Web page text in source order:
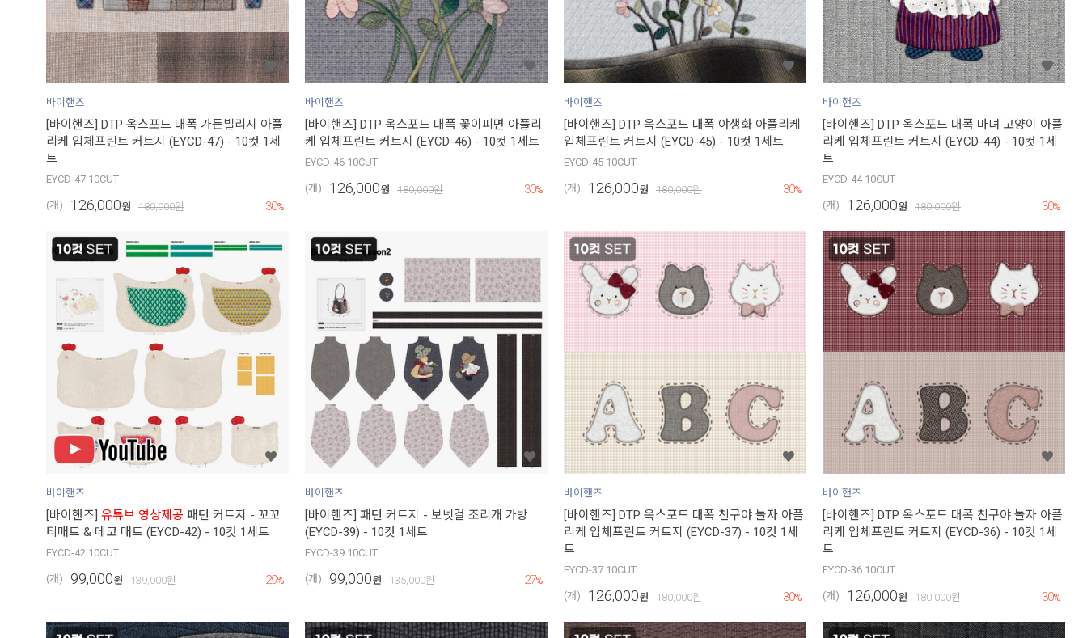
바이핸즈
[바이핸즈] DTP 옥스포드 대폭 가든빌리지 아플
리케 입체프린트 커트지 (EYCD-47) - 10컷 1세
트
EYCD-47 10CUT
(개) 126,000원 180,000원 30%
바이핸즈
[바이핸즈] DTP 옥스포드 대폭 꽃이피면 아플리
케 입체프린트 커트지 (EYCD-46) - 10컷 1세트
EYCD-46 10CUT
(개) 126,000원 180,000원 30%
바이핸즈
[바이핸즈] DTP 옥스포드 대폭 야생화 아플리케
입체프린트 커트지 (EYCD-45) - 10컷 1세트
EYCD-45 10CUT
(개) 126,000원 180,000원 30%
바이핸즈
[바이핸즈] DTP 옥스포드 대폭 마녀 고양이 아플
리케 입체프린트 커트지 (EYCD-44) - 10컷 1세
트
EYCD-44 10CUT
(개) 126,000원 180,000원 30%
바이핸즈
[바이핸즈] 유튜브 영상제공 패턴 커트지 - 꼬꼬
티매트 & 데코 매트 (EYCD-42) - 10컷 1세트
EYCD-42 10CUT
(개) 99,000원 139,000원 29%
바이핸즈
[바이핸즈] 패턴 커트지 - 보넷걸 조리개 가방
(EYCD-39) - 10컷 1세트
EYCD-39 10CUT
(개) 99,000원 135,000원 27%
바이핸즈
[바이핸즈] DTP 옥스포드 대폭 친구야 놀자 아플
리케 입체프린트 커트지 (EYCD-37) - 10컷 1세
트
EYCD-37 10CUT
(개) 126,000원 180,000원 30%
바이핸즈
[바이핸즈] DTP 옥스포드 대폭 친구야 놀자 아플
리케 입체프린트 커트지 (EYCD-36) - 10컷 1세
트
EYCD-36 10CUT
(개) 126,000원 180,000원 30%